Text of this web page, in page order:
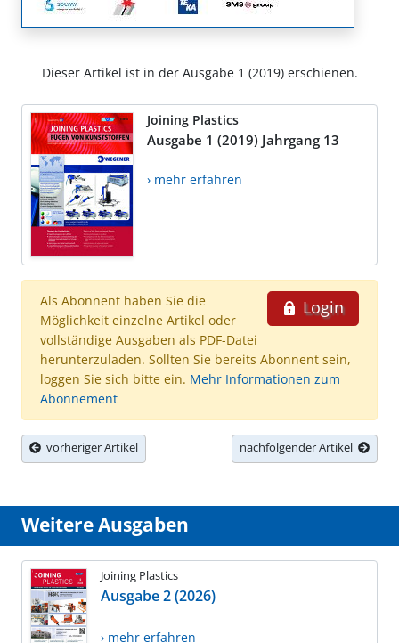
Dieser Artikel ist in der Ausgabe 1 (2019) erschienen.
Joining Plastics
Ausgabe 1 (2019) Jahrgang 13
› mehr erfahren
Login
Als Abonnent haben Sie die
Möglichkeit einzelne Artikel oder
vollständige Ausgaben als PDF-Datei
herunterzuladen. Sollten Sie bereits Abonnent sein,
loggen Sie sich bitte ein. Mehr Informationen zum
Abonnement
vorheriger Artikel nachfolgender Artikel
Weitere Ausgaben
Joining Plastics
Ausgabe 2 (2026)
› mehr erfahren